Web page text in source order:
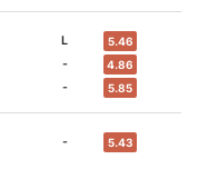
L 5.46
- 4.86
- 5.85
- 5.43